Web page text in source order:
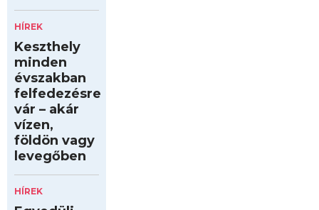
HÍREK
Keszthely
minden
évszakban
felfedezésre
vár – akár
vízen,
földön vagy
levegőben
HÍREK